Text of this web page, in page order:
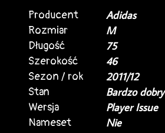
Producent
Adidas
Rozmiar
M
Długość
75
Szerokość
46
Sezon / rok
2011/12
Stan
Bardzo dobry
Wersja
Player Issue
Nameset
Nie